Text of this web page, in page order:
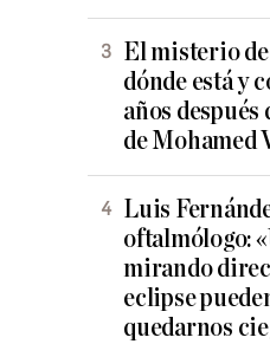
El misterio
dónde está y
años
de Mohamed
Luis
oftalmólogo:
mirando
eclipse
quedarnos